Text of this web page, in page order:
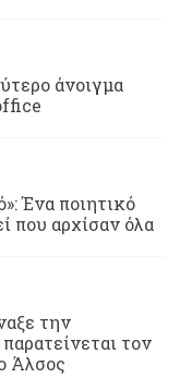
άνοιγμα
Ένα ποιητικό
που αρχίσαν όλα
την
τον
Άλσος